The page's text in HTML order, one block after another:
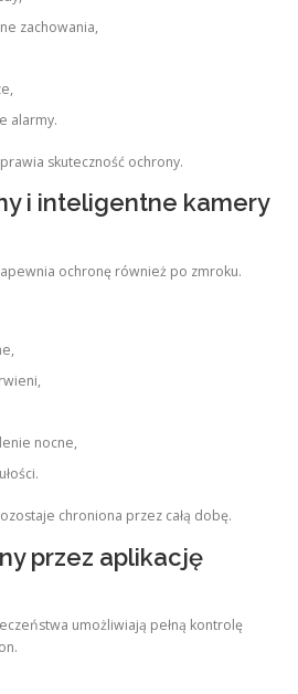
zachowania,
alarmy.
skuteczność ochrony.
i inteligentne kamery
ochronę również po zmroku.
nocne,
chroniona przez całą dobę.
przez aplikację
umożliwiają pełną kontrolę